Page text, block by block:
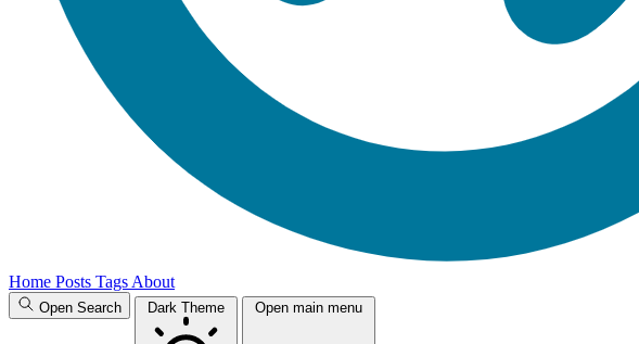
Home Posts Tags About
Open Search Dark Theme Open main menu